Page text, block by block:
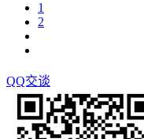
1
2
QQ交谈